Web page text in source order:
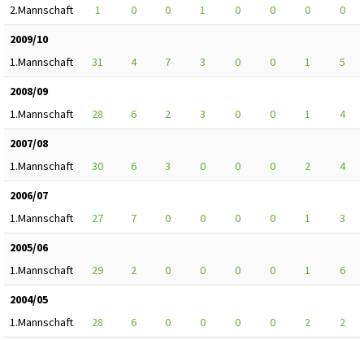
2.Mannschaft
1 0 0 1 0 0 0
0
2009/10
1.Mannschaft
31 4 7 3 0 0 1
5
2008/09
1.Mannschaft
28 6 2 3 0 0 1
4
2007/08
1.Mannschaft
30 6 3 0 0 0 2
4
2006/07
1.Mannschaft
27 7 0 0 0 0 1
3
2005/06
1.Mannschaft
29 2 0 0 0 0 1
6
2004/05
1.Mannschaft
28 6 0 0 0 0 2
2